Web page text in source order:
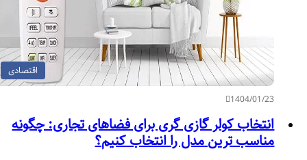
اقتصادی
1404/01/23
انتخاب کولر گازی گری برای فضاهای تجاری: چگونه
مناسب ترین مدل را انتخاب کنیم؟